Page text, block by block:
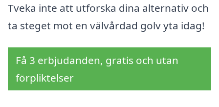
Tveka inte att utforska dina alternativ och
ta steget mot en välvårdad golv yta idag!
Få 3 erbjudanden, gratis och utan
förpliktelser